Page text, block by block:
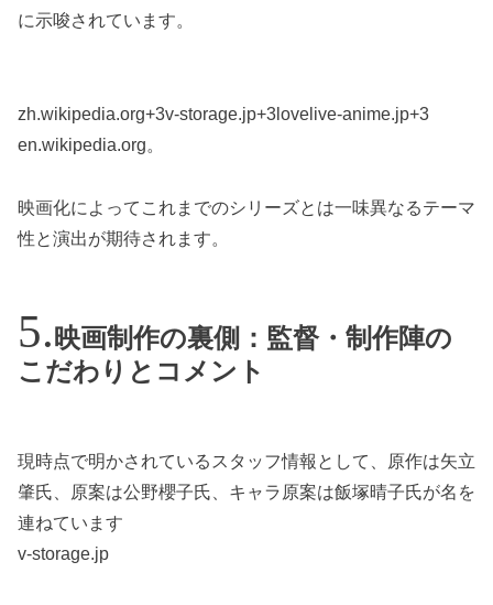
に示唆されています。
zh.wikipedia.org+3v-storage.jp+3lovelive-anime.jp+3
en.wikipedia.org。
映画化によってこれまでのシリーズとは一味異なるテーマ
性と演出が期待されます。
映画制作の裏側：監督・制作陣の
こだわりとコメント
現時点で明かされているスタッフ情報として、原作は矢立
肇氏、原案は公野櫻子氏、キャラ原案は飯塚晴子氏が名を
連ねています
v-storage.jp